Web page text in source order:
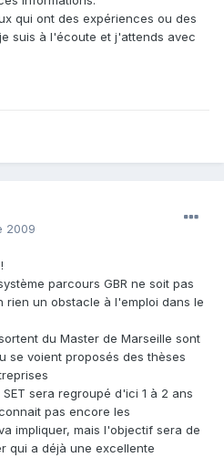
qui ont des expériences ou des
suis à l'écoute et j'attends avec
2009
parcours GBR ne soit pas
rien un obstacle à l'emploi dans le
du Master de Marseille sont
se voient proposés des thèses
sera regroupé d'ici 1 à 2 ans
pas encore les
impliquer, mais l'objectif sera de
qui a déjà une excellente